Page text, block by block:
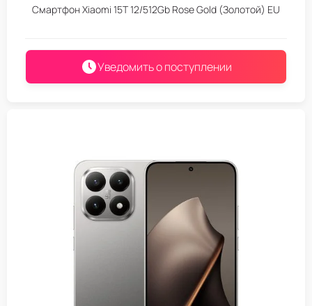
Смартфон Xiaomi 15T 12/512Gb Rose Gold (Золотой) EU
Уведомить о поступлении